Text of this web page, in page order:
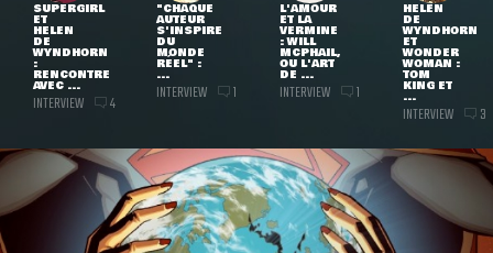
SUPERGIRL
ET
HELEN
DE
WYNDHORN
:
RENCONTRE
AVEC ...
INTERVIEW 4
"CHAQUE
AUTEUR
S'INSPIRE
DU
MONDE
RÉEL" :
...
INTERVIEW 1
L'AMOUR
ET LA
VERMINE
: WILL
MCPHAIL,
OU L'ART
DE ...
INTERVIEW 1
HELEN
DE
WYNDHORN
ET
WONDER
WOMAN :
TOM
KING ET
...
INTERVIEW 3